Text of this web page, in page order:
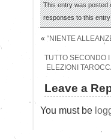
This entry was posted
responses to this
« “NIENTE
TUTTO SECONDO
ELEZIONI
Leave a
You must be